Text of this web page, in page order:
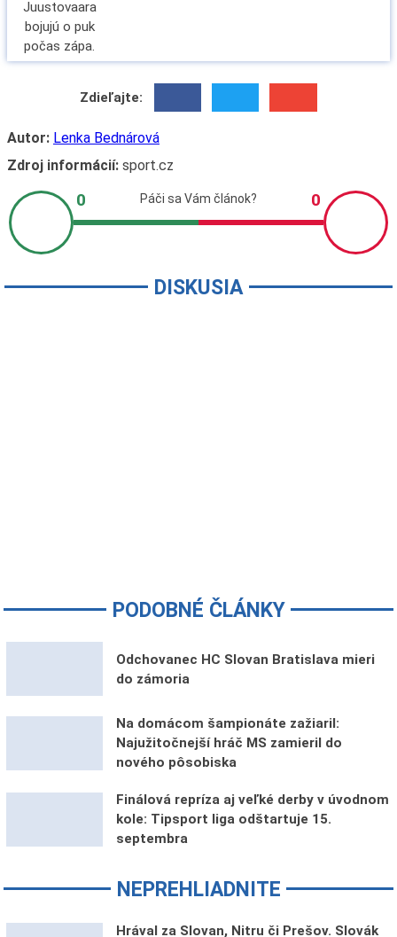
Zdieľajte:
Autor: Lenka Bednárová
Zdroj informácií:sport.cz
DISKUSIA
PODOBNÉ ČLÁNKY
Odchovanec HC Slovan Bratislava mieri
do zámoria
Na domácom šampionáte zažiaril:
Najužitočnejší hráč MS zamieril do
nového pôsobiska
Finálová repríza aj veľké derby v úvodnom
kole: Tipsport liga odštartuje 15.
septembra
NEPREHLIADNITE
Hrával za Slovan, Nitru či Prešov. Slovák